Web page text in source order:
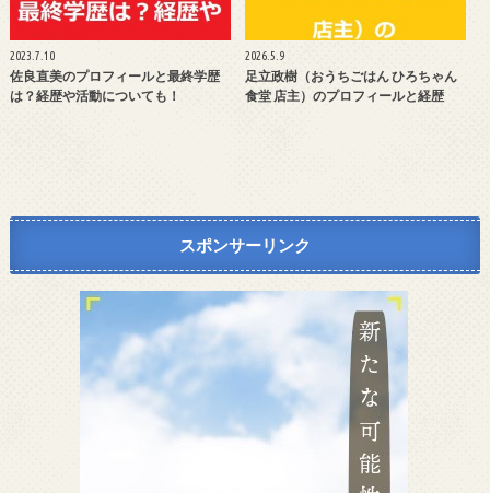
2023.7.10
佐良直美のプロフィールと最終学歴
は？経歴や活動についても！
2026.5.9
足立政樹（おうちごはん ひろちゃん
食堂 店主）のプロフィールと経歴
スポンサーリンク